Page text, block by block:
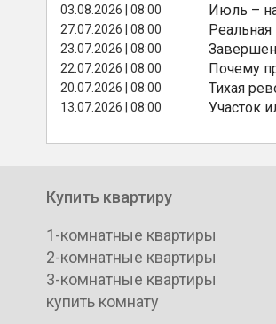
03.08.2026 | 08:00 Июль –
27.07.2026 | 08:00 Реальная
23.07.2026 | 08:00
22.07.2026 | 08:00 Почему
20.07.2026 | 08:00 Тихая
13.07.2026 | 08:00 Участок
Купить квартиру
1-комнатные квартиры
2-комнатные квартиры
3-комнатные квартиры
купить комнату